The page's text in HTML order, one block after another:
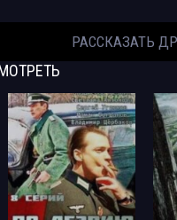
РАССКАЗАТЬ